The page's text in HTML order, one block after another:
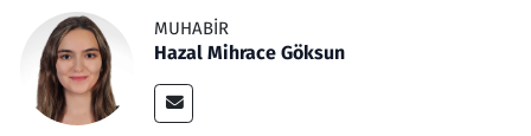
MUHABIR
Hazal Mihrace Göksun